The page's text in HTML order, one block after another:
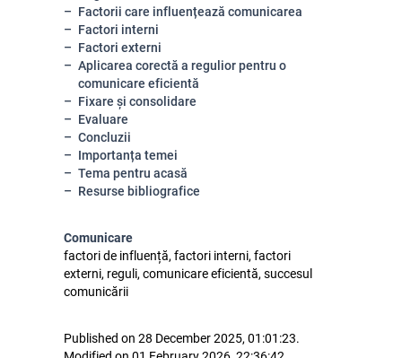
Factorii care influențează comunicarea
Factori interni
Factori externi
Aplicarea corectă a regulior pentru o
comunicare eficientă
Fixare și consolidare
Evaluare
Concluzii
Importanța temei
Tema pentru acasă
Resurse bibliografice
Comunicare
factori de influență, factori interni, factori
externi, reguli, comunicare eficientă, succesul
comunicării
Published on 28 December 2025, 01:01:23.